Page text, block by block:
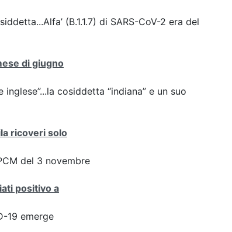
(B.1.1.7) di SARS-CoV-2 era del
di giugno
cosiddetta “indiana” e un suo
ricoveri solo
del 3 novembre
positivo a
19 emerge